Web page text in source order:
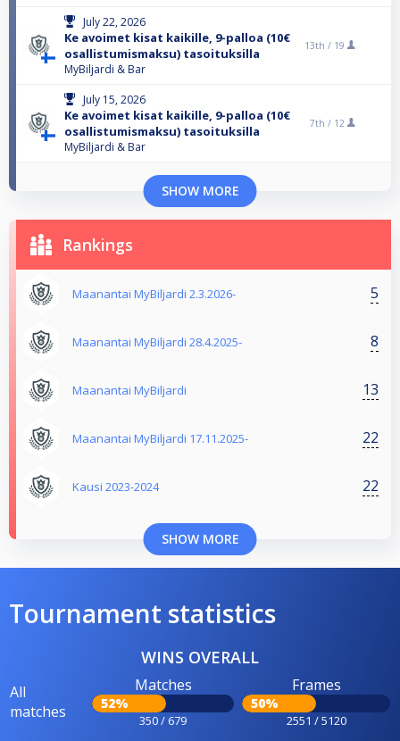
July 22, 2026
Ke avoimet kisat kaikille, 9-palloa (10€
osallistumismaksu) tasoituksilla
MyBiljardi & Bar
13th / 19
July 15, 2026
Ke avoimet kisat kaikille, 9-palloa (10€
osallistumismaksu) tasoituksilla
MyBiljardi & Bar
7th / 12
SHOW MORE
Rankings
Maanantai MyBiljardi 2.3.2026- 5
Maanantai MyBiljardi 28.4.2025- 8
Maanantai MyBiljardi 13
Maanantai MyBiljardi 17.11.2025- 22
Kausi 2023-2024 22
SHOW MORE
Tournament statistics
WINS OVERALL
All
matches
Matches
52%
350 / 679
Frames
50%
2551 / 5120